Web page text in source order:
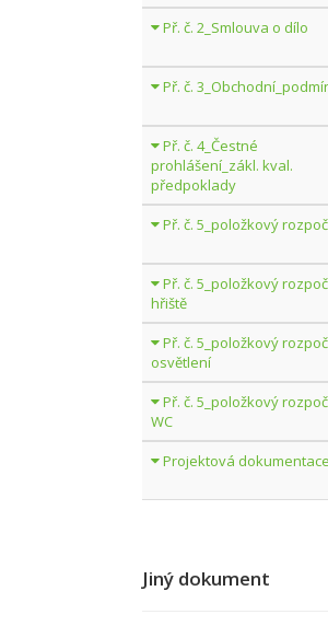
Př. č. 2_Smlouva o dílo
Př. č.
Př. č. 4_Čestné
prohlášení_zákl. kval.
předpoklady
Př. č. 5_položkový
Př. č. 5_položkový
hřiště
Př. č. 5_položkový
osvětlení
Př. č. 5_položkový
WC
Projektová
Jiný dokument